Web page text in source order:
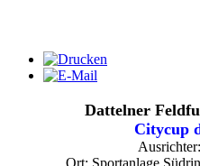
Dattelner
Citycup
Ort: Sportanlage